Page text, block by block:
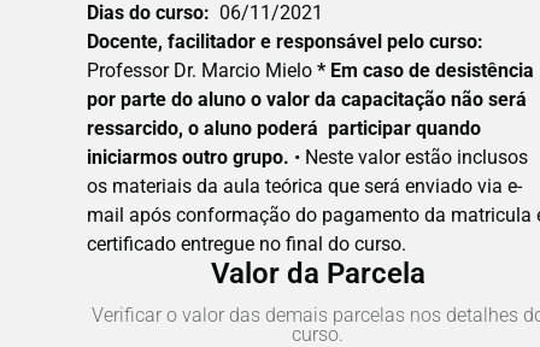
Dias do curso: 06/11/2021
Docente, facilitador e responsável pelo curso:
Professor Dr. Marcio Mielo* Em caso de desistência
por parte do aluno o valor da capacitação não será
ressarcido, o aluno poderá participar quando
iniciarmos outro grupo. • Neste valor estão inclusos
os materiais da aula teórica que será enviado via e-
mail após conformação do pagamento da matricula
certificado entregue no final do curso.
Valor da Parcela
Verificar o valor das demais parcelas nos detalhes
curso.